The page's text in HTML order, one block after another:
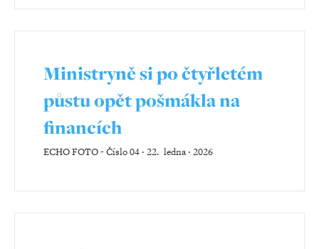
Ministryně si po čtyřletém
půstu opět pošmákla na
financích
ECHO FOTO-Číslo 04 ‧ 22. ledna ‧ 2026